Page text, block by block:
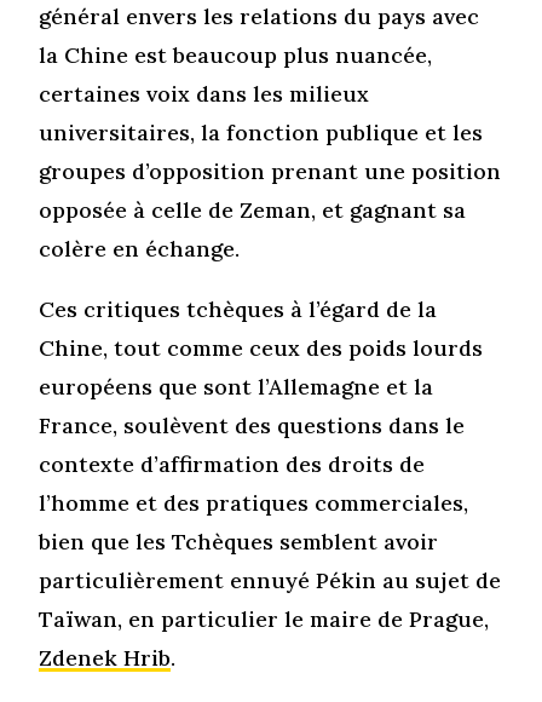
général envers les relations du pays avec
la Chine est beaucoup plus nuancée,
certaines voix dans les milieux
universitaires, la fonction publique et les
groupes d’opposition prenant une position
opposée à celle de Zeman, et gagnant sa
colère en échange.
Ces critiques tchèques à l’égard de la
Chine, tout comme ceux des poids lourds
européens que sont l’Allemagne et la
France, soulèvent des questions dans le
contexte d’affirmation des droits de
l’homme et des pratiques commerciales,
bien que les Tchèques semblent avoir
particulièrement ennuyé Pékin au sujet de
Taïwan, en particulier le maire de Prague,
Zdenek Hrib.